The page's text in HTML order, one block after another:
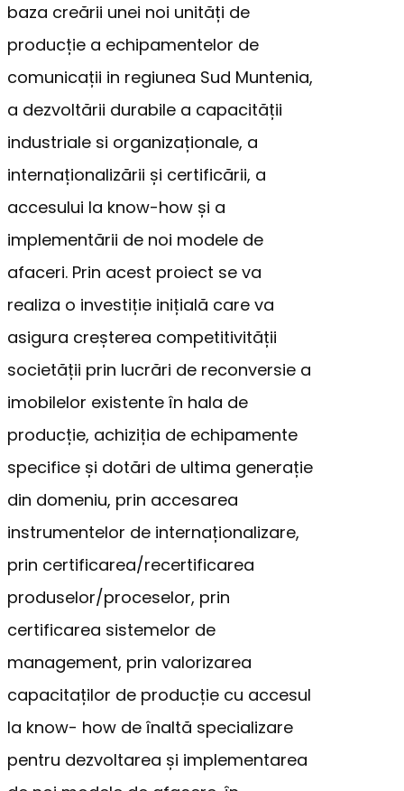
baza creării unei noi unități de
producție a echipamentelor de
comunicații in regiunea Sud Muntenia,
a dezvoltării durabile a capacității
industriale si organizaționale, a
internaționalizării și certificării, a
accesului la know-how și a
implementării de noi modele de
afaceri. Prin acest proiect se va
realiza o investiție inițială care va
asigura creșterea competitivității
societății prin lucrări de reconversie a
imobilelor existente în hala de
producție, achiziția de echipamente
specifice și dotări de ultima generație
din domeniu, prin accesarea
instrumentelor de internaționalizare,
prin certificarea/recertificarea
produselor/proceselor, prin
certificarea sistemelor de
management, prin valorizarea
capacitaților de producție cu accesul
la know- how de înaltă specializare
pentru dezvoltarea și implementarea